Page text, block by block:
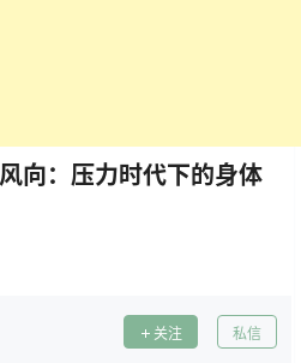
向：压力时代下的身体
关注 私信